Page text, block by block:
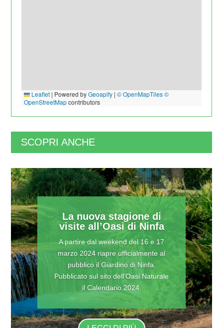
Leaflet | Powered byGeoapify |© OpenMapTiles ©
OpenStreetMapcontributors
SCOPRI ANCHE
La nuova stagione di
visite all’Oasi di Ninfa
A partire dal weekend del 16 e 17
marzo 2024 riapre ufficialmente al
pubblico il Giardino di Ninfa.
Pubblicato sul sito dell’Oasi Naturale
il Calendario 2024.